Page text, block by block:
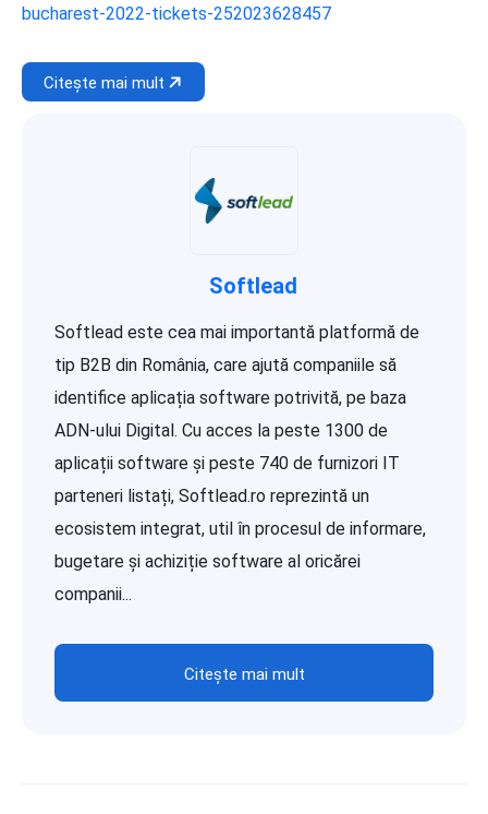
bucharest-2022-tickets-252023628457
Citește mai mult
Softlead
Softlead este cea mai importantă platformă de
tip B2B din România, care ajută companiile să
identifice aplicația software potrivită, pe baza
ADN-ului Digital. Cu acces la peste 1300 de
aplicații software și peste 740 de furnizori IT
parteneri listați, Softlead.ro reprezintă un
ecosistem integrat, util în procesul de informare,
bugetare și achiziție software al oricărei
companii...
Citește mai mult